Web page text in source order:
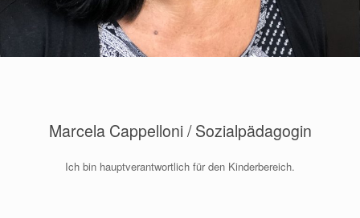
Marcela Cappelloni / Sozialpädagogin
Ich bin hauptverantwortlich für den Kinderbereich.